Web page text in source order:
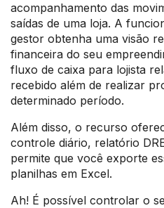
acompanhamento das
saídas de uma loja. A
gestor obtenha uma visão
financeira do seu
fluxo de caixa para lojista
recebido além de realizar
determinado período.
Além disso, o recurso
controle diário, relatório
permite que você exporte
planilhas em Excel.
Ah! É possível controlar o